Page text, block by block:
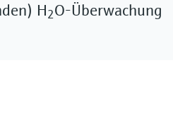
H2O-Überwachung